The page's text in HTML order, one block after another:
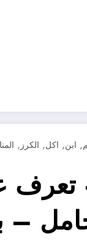
, ابن, اكل, الكرز ,
–